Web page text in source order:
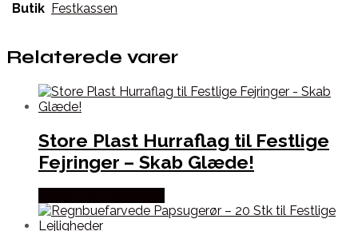
Butik Festkassen
Relaterede varer
Store Plast Hurraflag til Festlige
Fejringer – Skab Glæde!